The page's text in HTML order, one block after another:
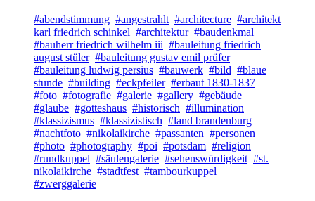
#abendstimmung #angestrahlt #architecture #architekt
karl friedrich schinkel #architektur #baudenkmal
#bauherr friedrich wilhelm iii #bauleitung friedrich
august stüler #bauleitung gustav emil prüfer
#bauleitung ludwig persius #bauwerk #bild #blaue
stunde #building #eckpfeiler #erbaut 1830-1837
#foto #fotografie #galerie #gallery #gebäude
#glaube #gotteshaus #historisch #illumination
#klassizismus #klassizistisch #land brandenburg
#nachtfoto #nikolaikirche #passanten #personen
#photo #photography #poi #potsdam #religion
#rundkuppel #säulengalerie #sehenswürdigkeit #st.
nikolaikirche #stadtfest #tambourkuppel
#zwerggalerie